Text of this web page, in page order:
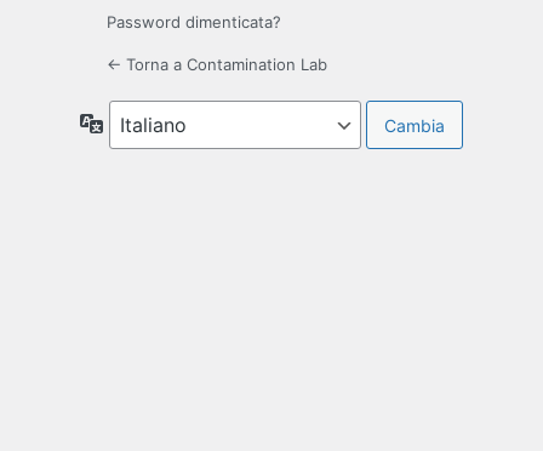
Password dimenticata?
← Torna a Contamination Lab
Lingua